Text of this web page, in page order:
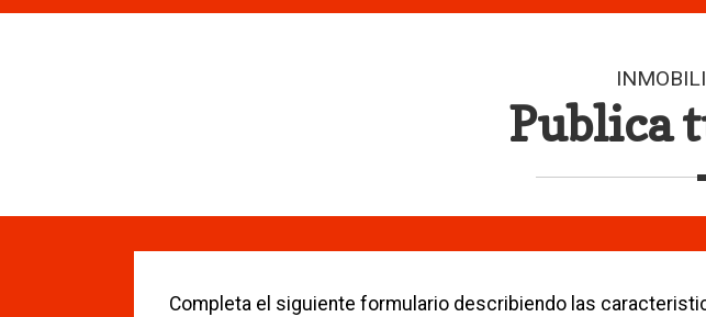
Publica
Completa el siguiente formulario describiendo las